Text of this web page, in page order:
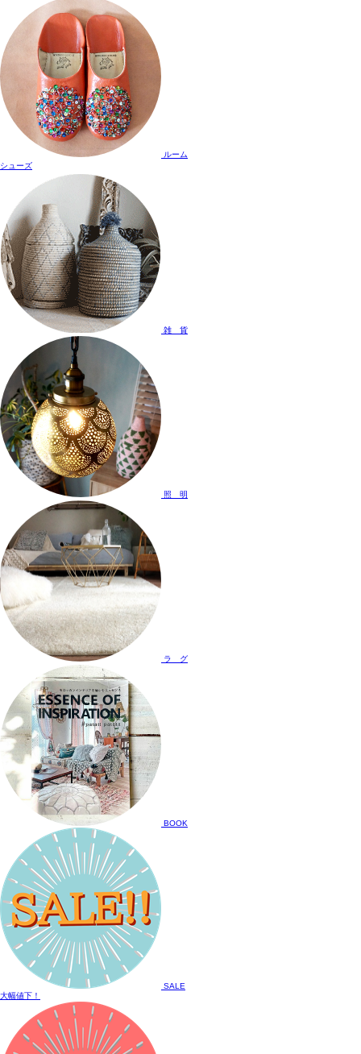
ルーム
シューズ
雑 貨
照 明
ラ グ
BOOK
SALE
大幅値下！